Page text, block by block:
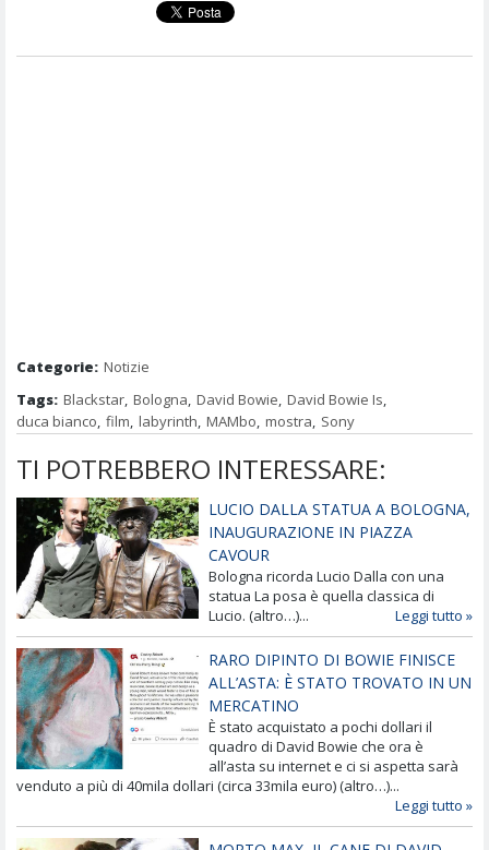
Categorie: Notizie
Tags: Blackstar, Bologna, David Bowie, David Bowie Is,
duca bianco, film, labyrinth, MAMbo, mostra, Sony
TI POTREBBERO INTERESSARE:
LUCIO DALLA STATUA A BOLOGNA,
INAUGURAZIONE IN PIAZZA
CAVOUR
Bologna ricorda Lucio Dalla con una
statua La posa è quella classica di
Lucio. (altro…)...
Leggi tutto »
RARO DIPINTO DI BOWIE FINISCE
ALL’ASTA: È STATO TROVATO IN UN
MERCATINO
È stato acquistato a pochi dollari il
quadro di David Bowie che ora è
all’asta su internet e ci si aspetta sarà
venduto a più di 40mila dollari (circa 33mila euro) (altro…)...
Leggi tutto »